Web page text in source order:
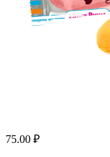
75.00 ₽